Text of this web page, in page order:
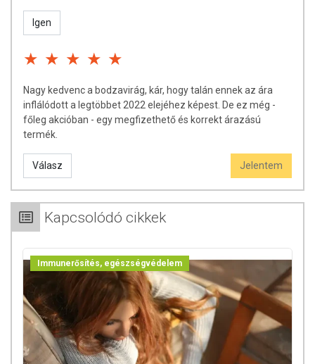
Igen
Nagy kedvenc a bodzavirág, kár, hogy talán ennek az ára
inflálódott a legtöbbet 2022 elejéhez képest. De ez még -
főleg akcióban - egy megfizethető és korrekt árazású
termék.
Válasz Jelentem
Kapcsolódó cikkek
Immunerősítés, egészségvédelem